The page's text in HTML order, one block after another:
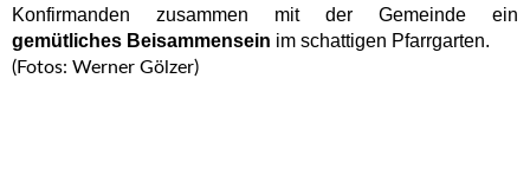
Konfirmanden zusammen mit der Gemeinde ein
gemütliches Beisammensein im schattigen Pfarrgarten.
(Fotos: Werner Gölzer)